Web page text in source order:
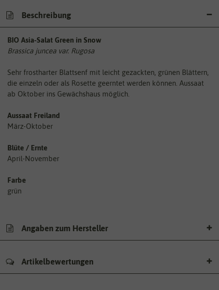
Beschreibung
BIO Asia-Salat Green in Snow
Brassica juncea var. Rugosa
Sehr frostharter Blattsenf mit leicht gezackten, grünen Blättern,
die einzeln oder als Rosette geerntet werden können. Aussaat
ab Oktober ins Gewächshaus möglich.
Aussaat Freiland
März-Oktober
Blüte / Ernte
April-November
Farbe
grün
Angaben zum Hersteller
Artikelbewertungen